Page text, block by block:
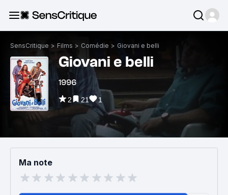
SensCritique > Films > Comédie > Giovani e belli
Giovani e belli
1996
2 21 1
Ma note